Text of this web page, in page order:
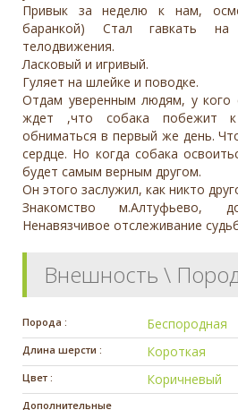
Привык за неделю к нам,
баранкой) Стал гавкать
телодвижения.
Ласковый и игривый.
Гуляет на шлейке и поводке.
Отдам уверенным людям, у кого
ждет ,что собака побежит
обниматься в первый же день.
сердце. Но когда собака
будет самым верным другом.
Он этого заслужил, как никто
Знакомство м.Алтуфьево,
Ненавязчивое отслеживание
Внешность \
Порода : Беспородная
Длина шерсти : Короткая
Цвет : Коричневый
Дополнительные